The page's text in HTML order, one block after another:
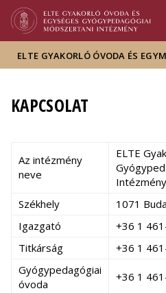
Hírek
ELTE
ELTE GYAKORLÓ ÓVODA ÉS
KAPCSOLAT
Az intézmény
neve
ELTE
Intézmény
Székhely
1071
Igazgató
+36 1
Titkárság
+36 1
Gyógypedagógiai
óvoda
+36 1